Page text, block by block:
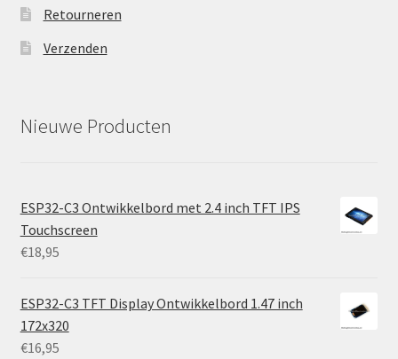
Retourneren
Verzenden
Nieuwe Producten
ESP32-C3 Ontwikkelbord met 2.4 inch TFT IPS
Touchscreen
€18,95
ESP32-C3 TFT Display Ontwikkelbord 1.47 inch
172x320
€16,95